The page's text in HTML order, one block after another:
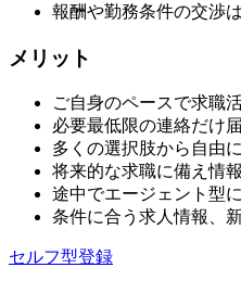
報酬や勤務条件の交渉
メリット
ご自身のペースで求職
必要最低限の連絡だけ届
多くの選択肢から自由
将来的な求職に備え情
途中でエージェント型
条件に合う求人情報、
セルフ型登録